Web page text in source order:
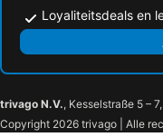
Loyaliteitsdeals en
trivago N.V., Kesselstraße 5 –
Copyright 2026 trivago | Alle